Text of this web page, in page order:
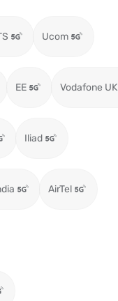
Ucom
EE Vodafone UK
Iliad
AirTel